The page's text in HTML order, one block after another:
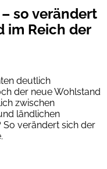
so verändert
im Reich der
deutlich
der neue Wohlstand
zwischen
ländlichen
So verändert sich der